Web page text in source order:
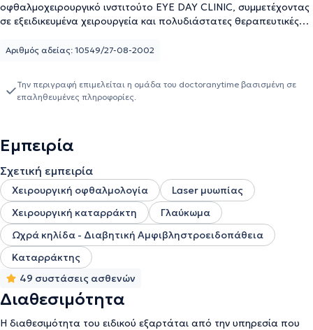
οφθαλμοχειρουργικό ινστιτούτο EYE DAY CLINIC, συμμετέχοντας
σε εξειδικευμένα χειρουργεία και πολυδιάστατες θεραπευτικές
ασθενών.
Αριθμός αδείας: 10549/27-08-2002
Την περιγραφή επιμελείται η ομάδα του doctoranytime βασισμένη σε
επαληθευμένες πληροφορίες.
Εμπειρία
Σχετική εμπειρία
Χειρουργική οφθαλμολογία
Laser μυωπίας
Χειρουργική καταρράκτη
Γλαύκωμα
Ωχρά κηλίδα - Διαβητική Αμφιβληστροειδοπάθεια
Καταρράκτης
49 συστάσεις ασθενών
Διαθεσιμότητα
Η διαθεσιμότητα του ειδικού εξαρτάται από την υπηρεσία που